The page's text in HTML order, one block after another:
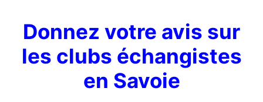
Donnez votre avis sur
les clubs échangistes
en Savoie